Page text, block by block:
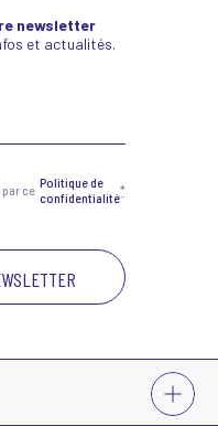
newsletter
et actualités.
ce Politique de
confidentialité*
VOIR
PLUS